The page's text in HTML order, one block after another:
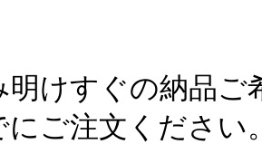
明けすぐの納品
にご注文ください